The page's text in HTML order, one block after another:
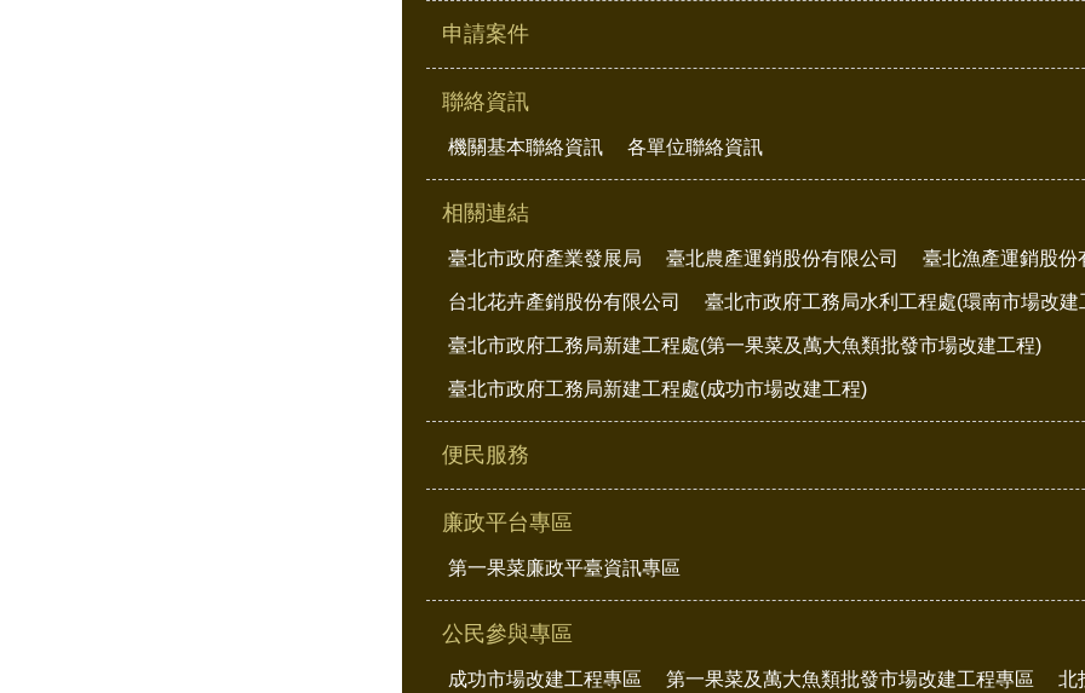
申請案件
聯絡資訊
機關基本聯絡資訊 各單位聯絡資訊
相關連結
臺北市政府產業發展局 臺北農產運銷股份有限公司 臺北漁產運銷股份
台北花卉產銷股份有限公司 臺北市政府工務局水利工程處(環南市場改建
臺北市政府工務局新建工程處(第一果菜及萬大魚類批發市場改建工程)
臺北市政府工務局新建工程處(成功市場改建工程)
便民服務
廉政平台專區
第一果菜廉政平臺資訊專區
公民參與專區
成功市場改建工程專區 第一果菜及萬大魚類批發市場改建工程專區 北